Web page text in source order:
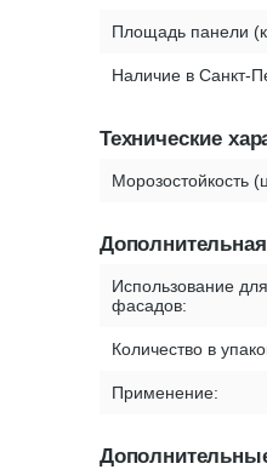
Площадь панели
Наличие в Санкт-
Технические
Морозостойкость
Использование
фасадов:
Количество в
Применение: